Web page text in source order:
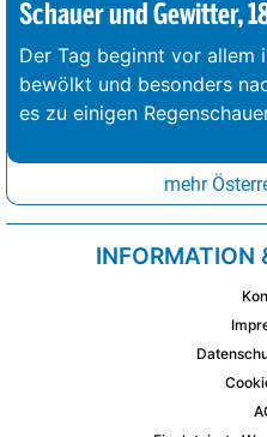
Schauer und Gewitter,
Der Tag beginnt vor allem
bewölkt und besonders
es zu einigen
mehr
INFORMATION